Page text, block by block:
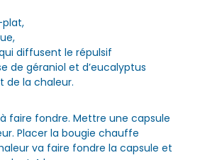
diffusent le répulsif
de géraniol et d’eucalyptus
de la chaleur.
faire fondre. Mettre une capsule
Placer la bougie chauffe
va faire fondre la capsule et